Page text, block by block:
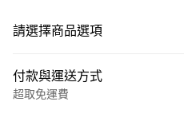
請選擇商品選項
付款與運送方式
超取免運費